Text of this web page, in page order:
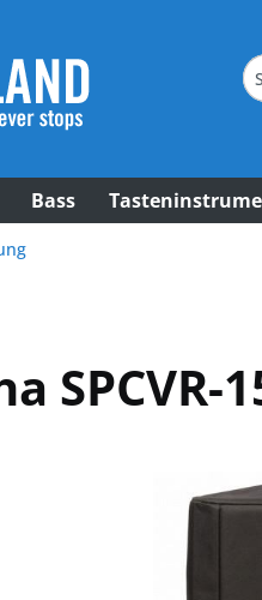
Bass
SPCVR-